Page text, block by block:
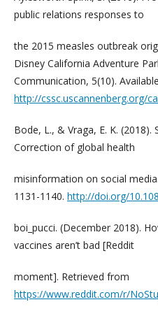
public relations responses to
the 2015 measles outbreak
Disney California Adventure
Communication, 5(10).
http://cssc.uscannenberg.org/
Bode, L., & Vraga, E. K.
Correction of global health
misinformation on social
1131-1140. http://doi.org/
boi_pucci. (December 2018).
vaccines aren’t bad [Reddit
moment]. Retrieved from
https://www.reddit.com/r/